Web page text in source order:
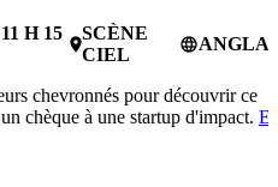
H 15
place
SCÈNE
CIEL
language
chevronnés pour découvrir ce
chèque à une startup d'impact.